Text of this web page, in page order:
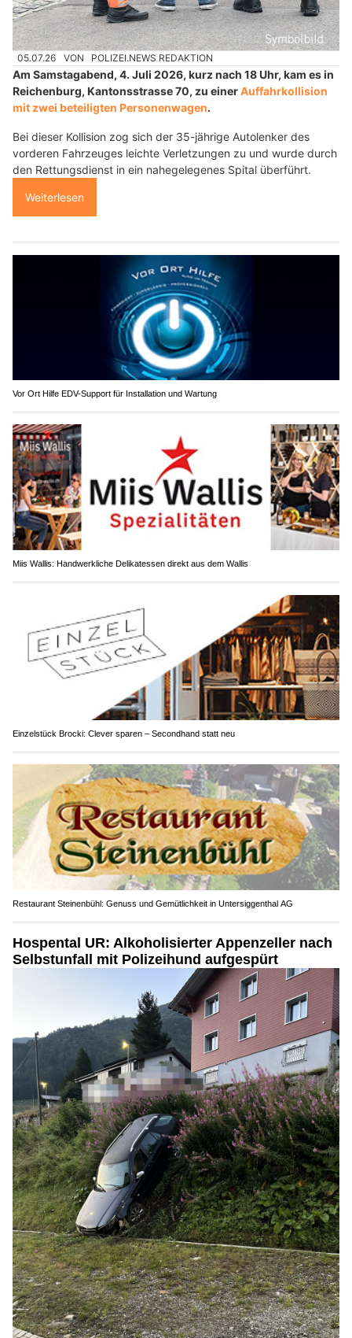
05.07.26 VON POLIZEI.NEWS REDAKTION
Am Samstagabend, 4. Juli 2026, kurz nach 18 Uhr, kam es in
Reichenburg, Kantonsstrasse 70, zu einerAuffahrkollision
mit zwei beteiligten Personenwagen.
Bei dieser Kollision zog sich der 35-jährige Autolenker des
vorderen Fahrzeuges leichte Verletzungen zu und wurde durch
den Rettungsdienst in ein nahegelegenes Spital überführt.
Weiterlesen
Vor Ort Hilfe EDV-Support für Installation und Wartung
Miis Wallis: Handwerkliche Delikatessen direkt aus dem Wallis
Einzelstück Brocki: Clever sparen – Secondhand statt neu
Restaurant Steinenbühl: Genuss und Gemütlichkeit in Untersiggenthal AG
Hospental UR: Alkoholisierter Appenzeller nach
Selbstunfall mit Polizeihund aufgespürt